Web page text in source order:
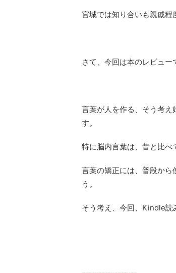
宮城では知り合いも親戚程
さて、今回は本のレビュー
言葉が人を作る、そう考え
す。
特に脳内言葉は、昔と比べ
言葉の矯正には、普段から
う。
そう考え、今回、Kindle読